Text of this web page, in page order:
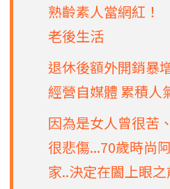
熟齡素人當網紅！
老後生活
退休後額外開銷暴
經營自媒體 累積人
因為是女人曾很苦
很悲傷...70歲時尚
家..決定在闔上眼之